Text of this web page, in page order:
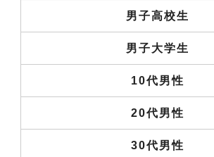
男子高校生
男子大学生
10代男性
20代男性
30代男性